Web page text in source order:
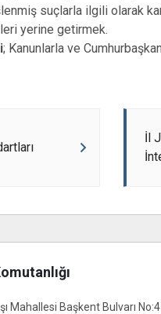
suçlarla ilgili olarak
yerine getirmek.
; Kanunlarla ve
İl
Mahallesi Başkent Bulvarı